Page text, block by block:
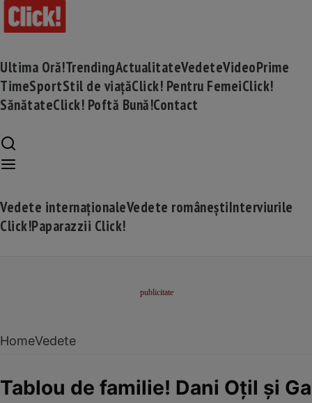
Ultima Oră!TrendingActualitateVedeteVideoPrime
TimeSportStil de viațăClick! Pentru FemeiClick!
SănătateClick! Poftă Bună!Contact
Vedete internaționaleVedete româneștiInterviurile
Click!Paparazzii Click!
HomeVedete
Tablou de familie! Dani Oţil şi